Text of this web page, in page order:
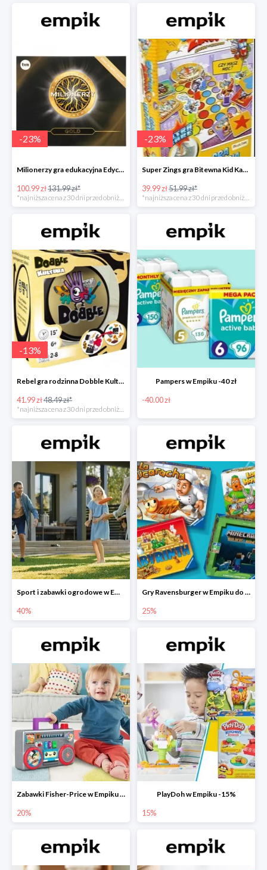
-23%
Milionerzy gra edukacyjna Edycja Gold w super cenie w Empiku Premium
100.99 zł131.99 zł*
*najniższa cena z 30 dni przed obniżką
-23%
Super Zings gra Bitewna Kid Kazom w super cenie w Empiku Premium
39.99 zł51.99 zł*
*najniższa cena z 30 dni przed obniżką
-13%
Rebel gra rodzinna Dobble Kultura w super cenie w Empiku Premium
41.99 zł48.49 zł*
Pampers w Empiku -40 zł
-40.00 zł
Sport i zabawki ogrodowe w Empiku do -40%
40%
Gry Ravensburger w Empiku do -25%
25%
Zabawki Fisher-Price w Empiku do -20%
20%
PlayDoh w Empiku -15%
15%